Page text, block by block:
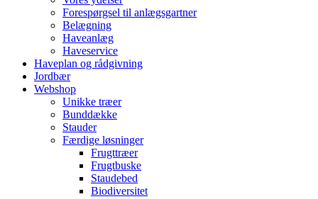
Forespørgsel til anlægsgartner
Belægning
Haveanlæg
Haveservice
Haveplan og rådgivning
Jordbær
Webshop
Unikke træer
Bunddække
Stauder
Færdige løsninger
Frugttræer
Frugtbuske
Staudebed
Biodiversitet